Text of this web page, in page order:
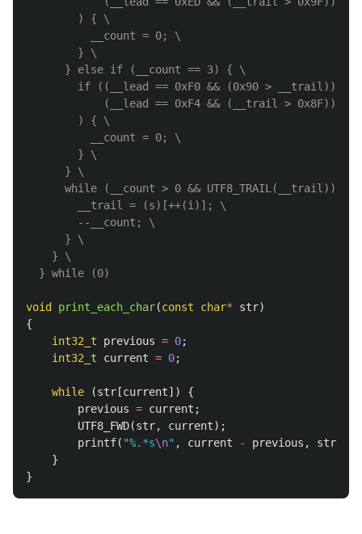
        ) { \
          __count = 0; \
        } \
      } else if (__count == 3) { \
if ((__lead == 0xF0 && (0x90 > __trail)) ||
            (__lead == 0xF4 && (__trail > 0x8F)) \
        ) { \
          __count = 0; \
        } \
      } \
      while (__count > 0 && UTF8_TRAIL(__trail)) { \
        __trail = (s)[++(i)]; \
        --__count; \
      } \
    } \
void print_each_char(const char* str)
{
int32_t
previous = 0;
int32_t
current = 0;
while (str [current])
{
previous = current ;
UTF8_FWD(str, current);
printf( "%.*s\n" , current - previous , str
}
}